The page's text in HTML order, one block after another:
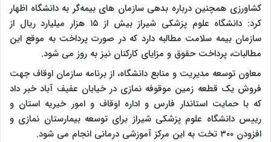
کشاورزی همچنین درباره بدهی سازمان ‌های بیمه‌گر به دانشگاه اظهار
کرد: دانشگاه علوم پزشکی شیراز بیش از ۱۵ هزار میلیارد ریال از
سازمان بیمه سلامت مطالبه دارد که در صورت پرداخت به موقع این
مطالبات، پرداخت حقوق و مزایای کارکنان نیز به روز می شود.
معاون توسعه مدیریت و منابع دانشگاه، از برنامه سازمان اوقاف جهت
فروش یک قطعه زمین موقوفه نمازی در خیابان عفیف ‌آباد خبر داد
که با حمایت استاندار فارس و اداره اوقاف و امور خیریه استان و
رییس دانشگاه علوم پزشکی شیراز برای توسعه بیمارستان نمازی و
افزودن ۳۰۰ تخت به این مرکز آموزشی درمانی انجام می ‌شود.